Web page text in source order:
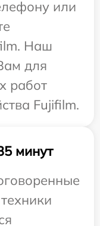
или
Наш
для
работ
Fujifilm.
минут